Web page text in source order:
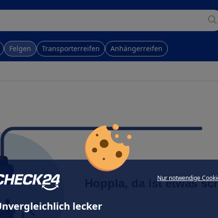
Nur notwendige
lecker
Felgen Transporterreifen Anhängerreifen
Hoppla, da ist etwas